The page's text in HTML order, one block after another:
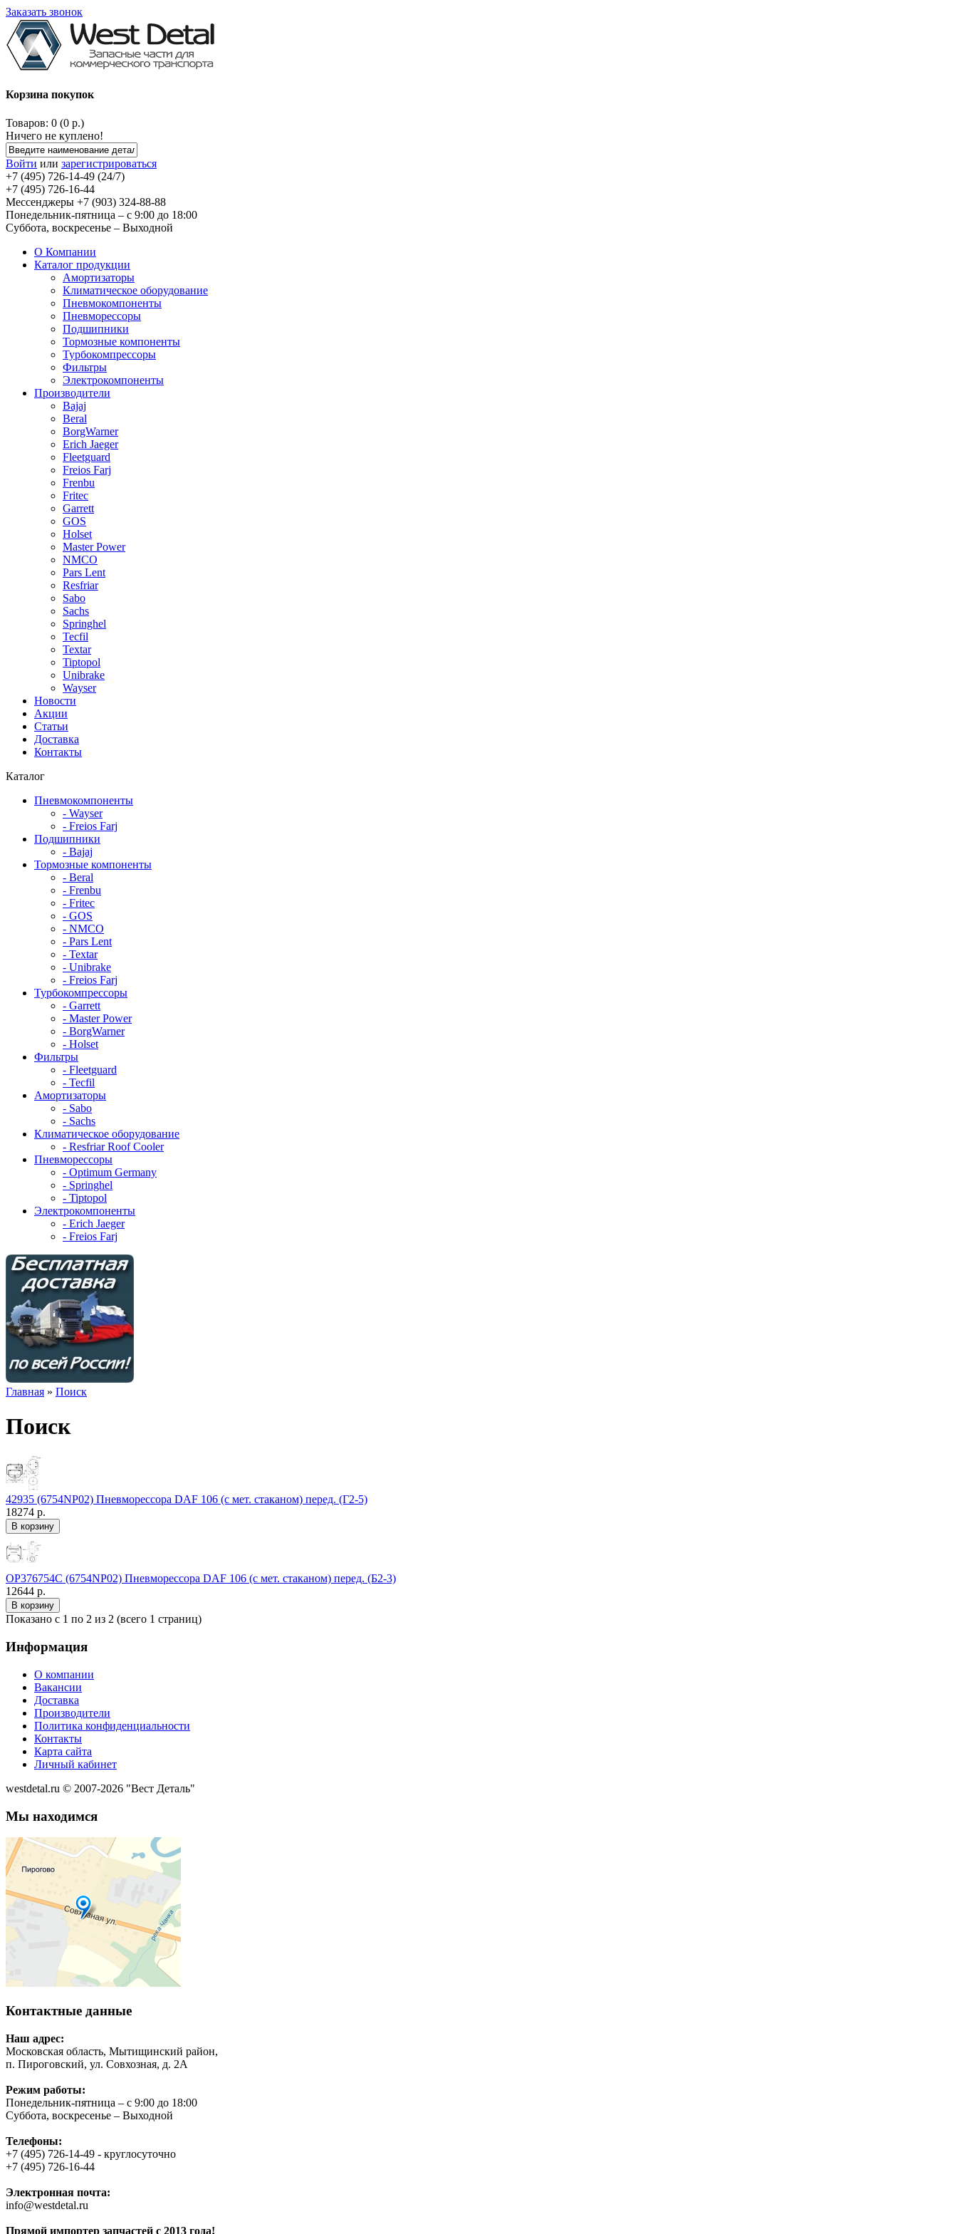
Заказать звонок
Корзина покупок
Товаров: 0 (0 р.)
Ничего не куплено!
Войти или зарегистрироваться
+7 (495) 726-14-49 (24/7)
+7 (495) 726-16-44
Мессенджеры +7 (903) 324-88-88
Понедельник-пятница – с 9:00 до 18:00
Суббота, воскресенье – Выходной
О Компании
Каталог продукции
Амортизаторы
Климатическое оборудование
Пневмокомпоненты
Пневморессоры
Подшипники
Тормозные компоненты
Турбокомпрессоры
Фильтры
Электрокомпоненты
Производители
Bajaj
Beral
BorgWarner
Erich Jaeger
Fleetguard
Freios Farj
Frenbu
Fritec
Garrett
GOS
Holset
Master Power
NMCO
Pars Lent
Resfriar
Sabo
Sachs
Springhel
Tecfil
Textar
Tiptopol
Unibrake
Wayser
Новости
Акции
Статьи
Доставка
Контакты
Каталог
Пневмокомпоненты
- Wayser
- Freios Farj
Подшипники
- Bajaj
Тормозные компоненты
- Beral
- Frenbu
- Fritec
- GOS
- NMCO
- Pars Lent
- Textar
- Unibrake
- Freios Farj
Турбокомпрессоры
- Garrett
- Master Power
- BorgWarner
- Holset
Фильтры
- Fleetguard
- Tecfil
Амортизаторы
- Sabo
- Sachs
Климатическое оборудование
- Resfriar Roof Cooler
Пневморессоры
- Optimum Germany
- Springhel
- Tiptopol
Электрокомпоненты
- Erich Jaeger
- Freios Farj
Главная » Поиск
Поиск
42935 (6754NP02) Пневморессора DAF 106 (с мет. стаканом) перед. (Г2-5)
18274 р.
OP376754C (6754NP02) Пневморессора DAF 106 (с мет. стаканом) перед. (Б2-3)
12644 р.
Показано с 1 по 2 из 2 (всего 1 страниц)
Информация
О компании
Вакансии
Доставка
Производители
Политика конфиденциальности
Контакты
Карта сайта
Личный кабинет
westdetal.ru © 2007-2026 "Вест Деталь"
Мы находимся
Контактные данные
Наш адрес:
Московская область, Мытищинский район,
п. Пироговский, ул. Совхозная, д. 2А
Режим работы:
Понедельник-пятница – с 9:00 до 18:00
Суббота, воскресенье – Выходной
Телефоны:
+7 (495) 726-14-49 - круглосуточно
+7 (495) 726-16-44
Электронная почта:
info@westdetal.ru
Прямой импортер запчастей с 2013 года!